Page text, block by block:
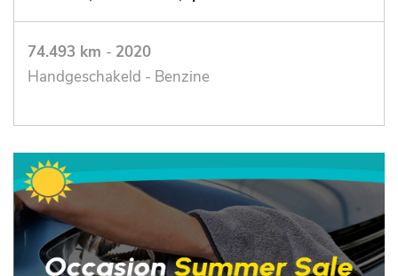
74.493 km - 2020
Handgeschakeld - Benzine